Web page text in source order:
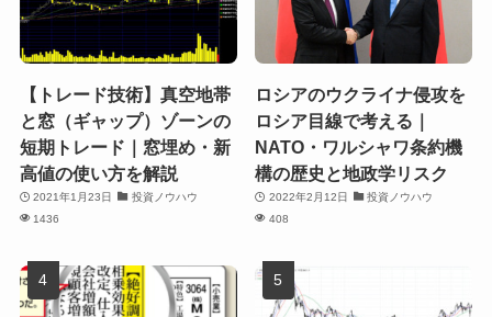
【トレード技術】真空地帯
と窓（ギャップ）ゾーンの
短期トレード｜窓埋め・新
高値の使い方を解説
2021年1月23日
投資ノウハウ
1436
ロシアのウクライナ侵攻を
ロシア目線で考える｜
NATO・ワルシャワ条約機
構の歴史と地政学リスク
2022年2月12日
投資ノウハウ
408